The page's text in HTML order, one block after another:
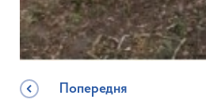
Попередня